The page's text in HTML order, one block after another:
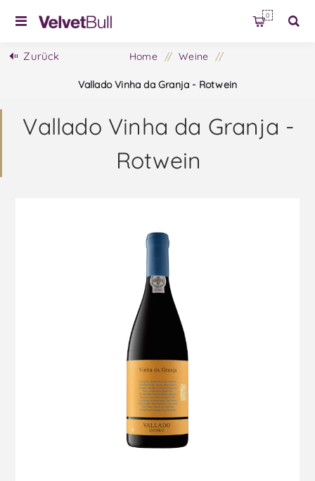
0
Zurück Home / Weine /
Vallado Vinha da Granja - Rotwein
Vallado Vinha da Granja -
Rotwein